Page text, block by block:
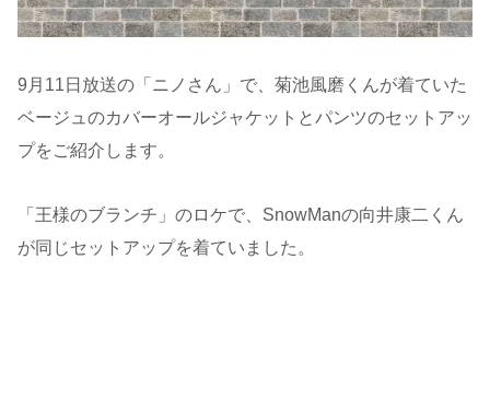
9月11日放送の「ニノさん」で、菊池風磨くんが着ていた
ベージュのカバーオールジャケットとパンツのセットアッ
プをご紹介します。
「王様のブランチ」のロケで、SnowManの向井康二くん
が同じセットアップを着ていました。